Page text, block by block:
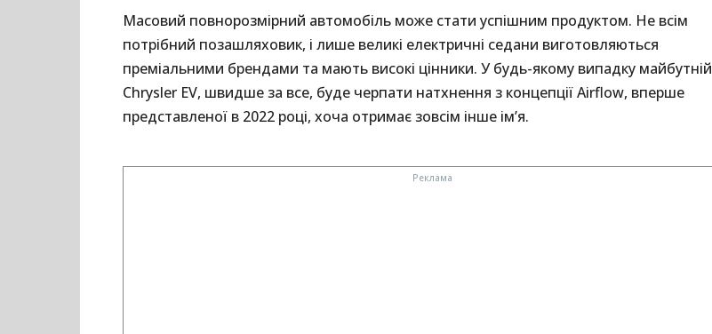
Масовий повнорозмірний автомобіль може стати успішним продуктом. Не всім
потрібний позашляховик, і лише великі електричні седани виготовляються
преміальними брендами та мають високі цінники. У будь-якому випадку майбутній
Chrysler EV, швидше за все, буде черпати натхнення з концепції Airflow, вперше
представленої в 2022 році, хоча отримає зовсім інше ім’я.